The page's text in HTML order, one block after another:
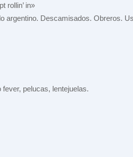
rollin’ in»
argentino. Descamisados. Obreros.
pelucas, lentejuelas.